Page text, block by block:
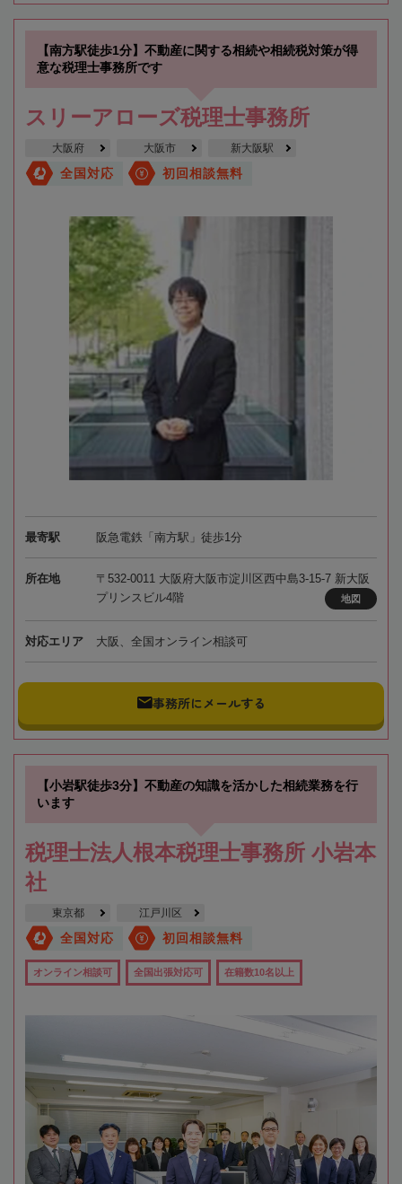
【南方駅徒歩1分】不動産に関する相続や相続税対策が得
意な税理士事務所です
スリーアローズ税理士事務所
大阪府 大阪市 新大阪駅
全国対応 初回相談無料
最寄駅 阪急電鉄「南方駅」徒歩1分
所在地
〒532-0011 大阪府大阪市淀川区西中島3-15-7 新大阪
プリンスビル4階
地図
対応エリア 大阪、全国オンライン相談可
事務所にメールする
【小岩駅徒歩3分】不動産の知識を活かした相続業務を行
います
税理士法人根本税理士事務所 小岩本
社
東京都 江戸川区
全国対応 初回相談無料
オンライン相談可 全国出張対応可 在籍数10名以上